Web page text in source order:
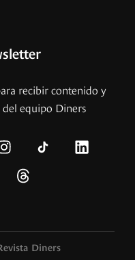
recibir contenido y
del equipo Diners
Diners